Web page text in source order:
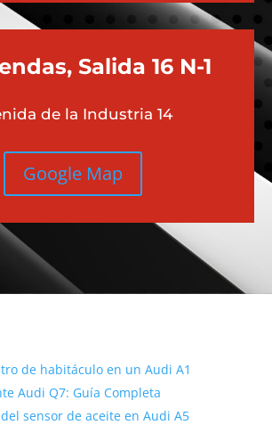
Salida 16 N-1
de la Industria 14
Google Map
de habitáculo en un Audi A1
Audi Q7: Guía Completa
sensor de aceite en Audi A5